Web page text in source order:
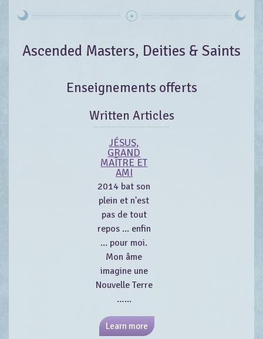
Ascended Masters, Deities & Saints
Enseignements offerts
Written Articles
JÉSUS,
GRAND
MAÎTRE ET
AMI
2014 bat son
plein et n'est
pas de tout
repos ... enfin
... pour moi.
Mon âme
imagine une
Nouvelle Terre
…...
Learn more